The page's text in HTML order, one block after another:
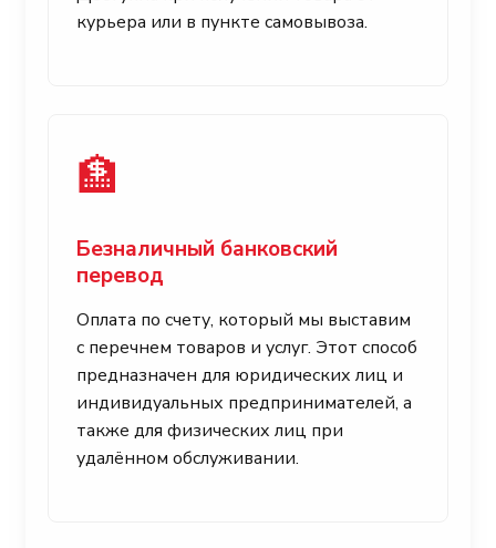
курьера или в пункте самовывоза.
🏦
Безналичный банковский
перевод
Оплата по счету, который мы выставим
с перечнем товаров и услуг. Этот способ
предназначен для юридических лиц и
индивидуальных предпринимателей, а
также для физических лиц при
удалённом обслуживании.